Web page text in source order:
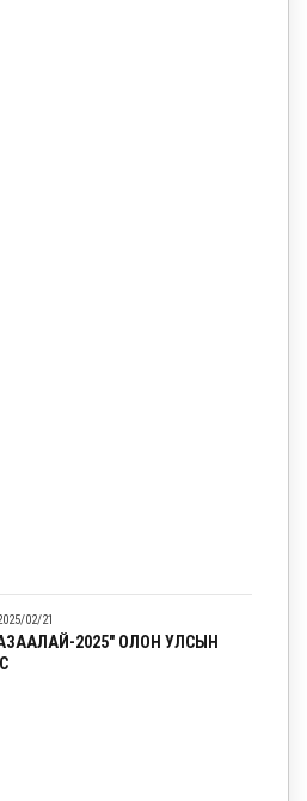
02/21
2025" ОЛОН УЛСЫН